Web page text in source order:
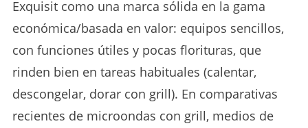
Exquisit como una marca sólida en la gama
económica/basada en valor: equipos sencillos,
con funciones útiles y pocas florituras, que
rinden bien en tareas habituales (calentar,
descongelar, dorar con grill). En comparativas
recientes de microondas con grill, medios de